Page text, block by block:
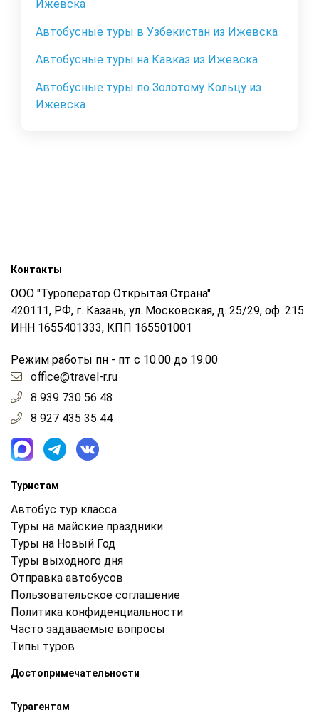
Ижевска
Автобусные туры в Узбекистан из Ижевска
Автобусные туры на Кавказ из Ижевска
Автобусные туры по Золотому Кольцу из
Ижевска
Контакты
ООО "Туроператор Открытая Страна"
420111, РФ, г. Казань, ул. Московская, д. 25/29, оф. 215
ИНН 1655401333, КПП 165501001
Режим работы пн - пт с 10.00 до 19.00
office@travel-r.ru
8 939 730 56 48
8 927 435 35 44
Туристам
Автобус тур класса
Туры на майские праздники
Туры на Новый Год
Туры выходного дня
Отправка автобусов
Пользовательское соглашение
Политика конфиденциальности
Часто задаваемые вопросы
Типы туров
Достопримечательности
Турагентам